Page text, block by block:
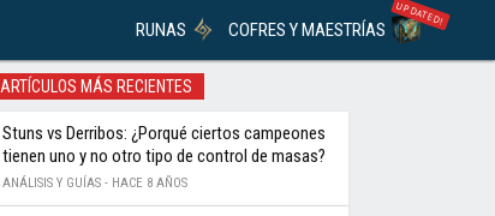
RUNAS COFRES Y MAESTRÍAS
UPDATED!
ARTÍCULOS MÁS RECIENTES
Stuns vs Derribos: ¿Porqué ciertos campeones
tienen uno y no otro tipo de control de masas?
ANÁLISIS Y GUÍAS - HACE 8 AÑOS